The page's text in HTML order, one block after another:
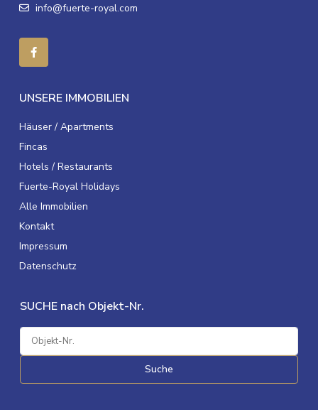
info@fuerte-royal.com
UNSERE IMMOBILIEN
Häuser / Apartments
Fincas
Hotels / Restaurants
Fuerte-Royal Holidays
Alle Immobilien
Kontakt
Impressum
Datenschutz
SUCHE nach Objekt-Nr.
Suche